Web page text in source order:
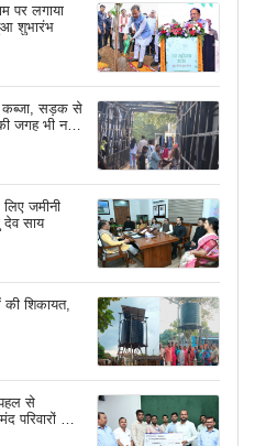
पर लगाया
शुभारंभ
कब्जा, सड़क से
जगह भी नहीं
जमीनी
देव साय
शिकायत,
से
परिवारों का